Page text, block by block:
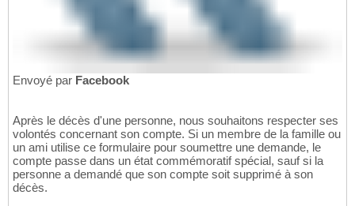
Envoyé par Facebook
Après le décès d'une personne, nous souhaitons respecter ses
volontés concernant son compte. Si un membre de la famille ou
un ami utilise ce formulaire pour soumettre une demande, le
compte passe dans un état commémoratif spécial, sauf si la
personne a demandé que son compte soit supprimé à son
décès.